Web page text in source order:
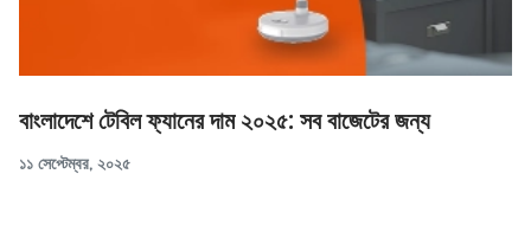
বাংলাদেশে টেবিল ফ্যানের দাম ২০২৫: সব বাজেটের জন্য
১১ সেপ্টেম্বর, ২০২৫